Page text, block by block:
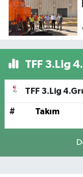
TFF 3.Lig
TFF 3.Lig
# Takım